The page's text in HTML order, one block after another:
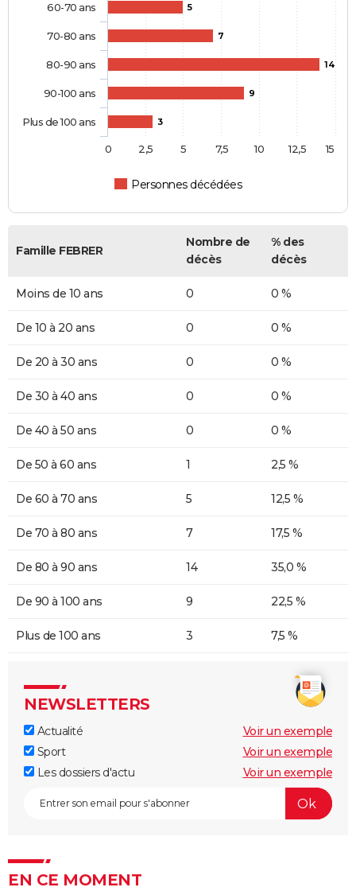
5
7
14
9
3
Personnes décédées
60-70 ans
70-80 ans
80-90 ans
90-100 ans
Plus de 100 ans
0 2,5 5 7,5 10 12,5 15
Famille FEBRER
Nombre de
décès
% des
décès
Moins de 10 ans 0 0 %
De 10 à 20 ans 0 0 %
De 20 à 30 ans 0 0 %
De 30 à 40 ans 0 0 %
De 40 à 50 ans 0 0 %
De 50 à 60 ans 1 2,5 %
De 60 à 70 ans 5 12,5 %
De 70 à 80 ans 7 17,5 %
De 80 à 90 ans 14 35,0 %
De 90 à 100 ans 9 22,5 %
Plus de 100 ans 3 7,5 %
NEWSLETTERS
Actualité
Voir un exemple
Sport
Voir un exemple
Les dossiers d'actu
Voir un exemple
EN CE MOMENT